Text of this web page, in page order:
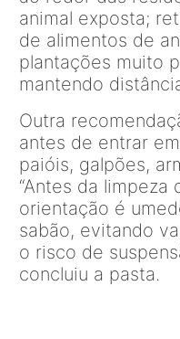
animal exposta;
de alimentos de
plantações muito
mantendo
Outra
antes de entrar
paióis, galpões,
“Antes da limpeza
orientação é
sabão, evitando
o risco de
concluiu a pasta.